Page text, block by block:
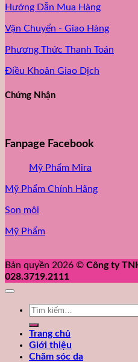
Hướng Dẫn Mua Hàng
Vận Chuyển - Giao Hàng
Phương Thức Thanh Toán
Điều Khoản Giao Dịch
Chứng Nhận
Fanpage Facebook
Mỹ Phẩm Mira
Mỹ Phẩm Chính Hãng
Son môi
Mỹ Phẩm
Bản quyền 2026 © Công ty
028.3719.2111
Tìm
Trang chủ
Giới thiệu
Chăm sóc da